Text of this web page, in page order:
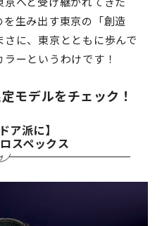
を生み出す東京の「創造
に、東京とともに歩んで
ーというわけです！
モデルをチェック！
ア派に】
スペックス